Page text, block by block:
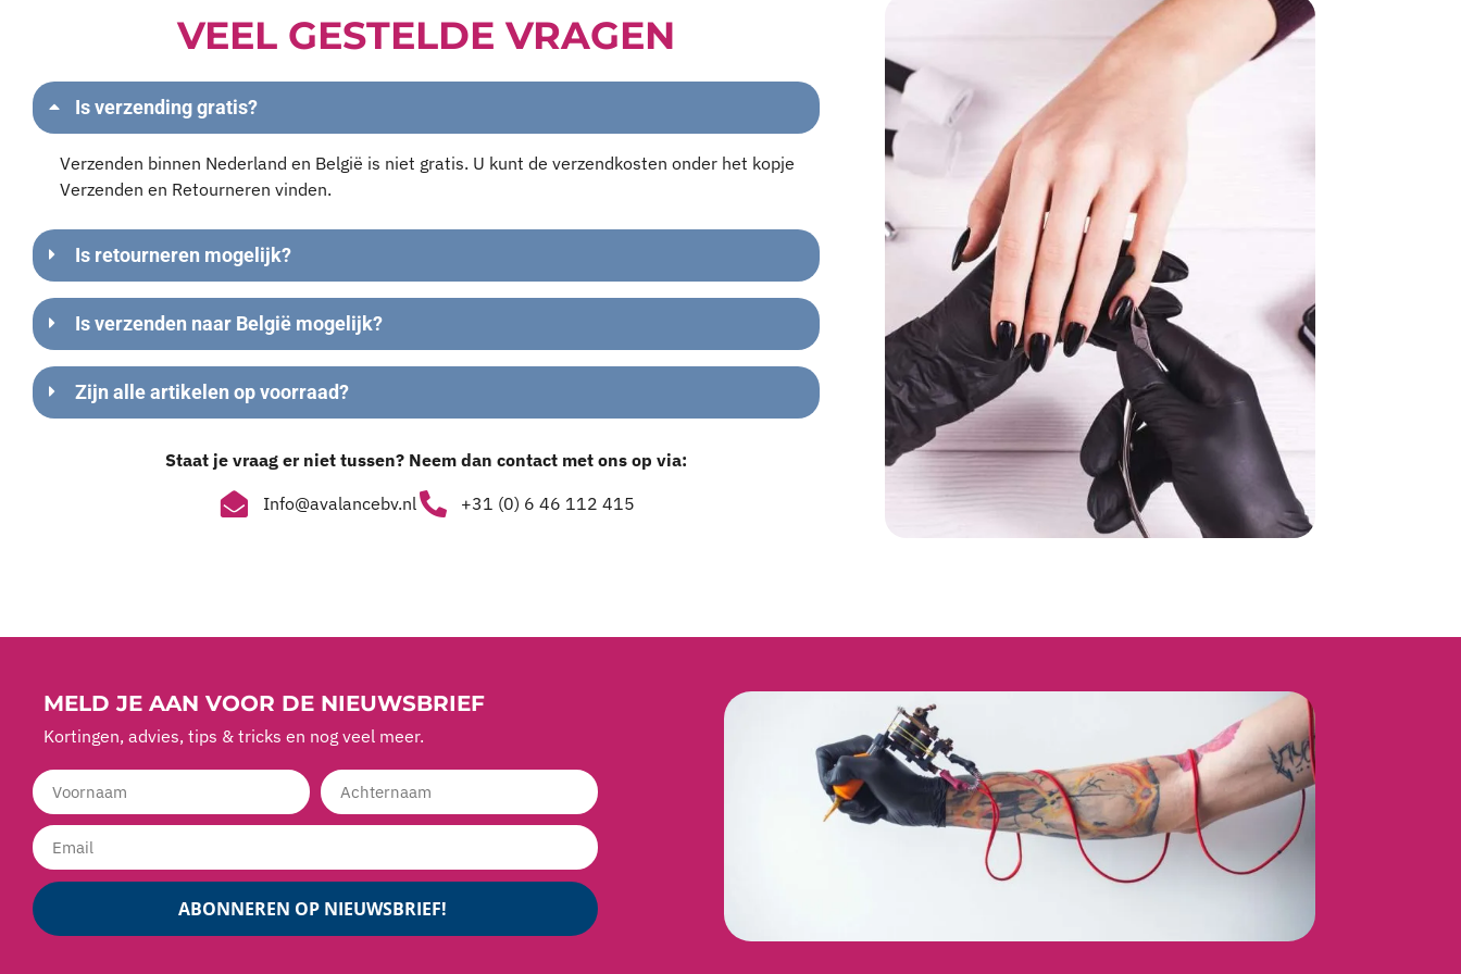
VEEL GESTELDE VRAGEN
Is verzending gratis?
Verzenden binnen Nederland en België is niet gratis. U kunt de verzendkosten onder het kopje
Verzenden en Retourneren vinden.
Is retourneren mogelijk?
Is verzenden naar België mogelijk?
Zijn alle artikelen op voorraad?
Staat je vraag er niet tussen? Neem dan contact met ons op via:
Info@avalancebv.nl +31 (0) 6 46 112 415
MELD JE AAN VOOR DE NIEUWSBRIEF
Kortingen, advies, tips & tricks en nog veel meer.
ABONNEREN OP NIEUWSBRIEF!